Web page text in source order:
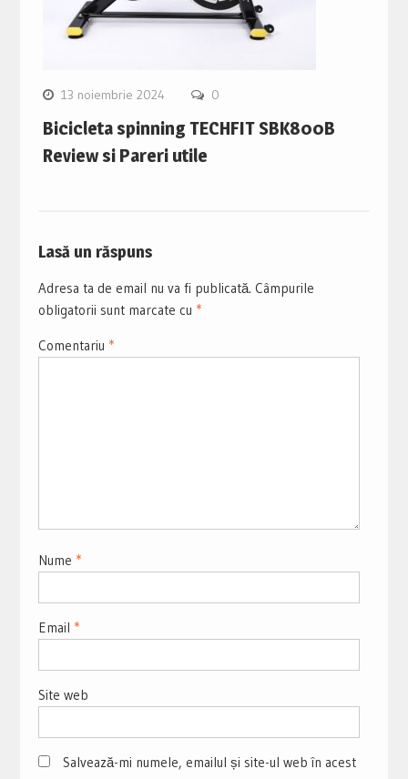
13 noiembrie 2024 0
Bicicleta spinning TECHFIT SBK800B
Review si Pareri utile
Lasă un răspuns
Adresa ta de email nu va fi publicată. Câmpurile
obligatorii sunt marcate cu *
Comentariu *
Nume *
Email *
Site web
Salvează-mi numele, emailul și site-ul web în acest